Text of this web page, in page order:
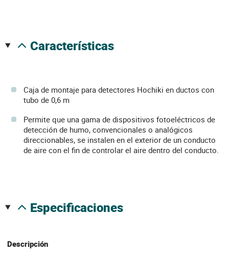
características
Caja de montaje para detectores Hochiki en ductos con
tubo de 0,6 m
Permite que una gama de dispositivos fotoeléctricos de
detección de humo, convencionales o analógicos
direccionables, se instalen en el exterior de un conducto
de aire con el fin de controlar el aire dentro del conducto.
especificaciones
Descripción